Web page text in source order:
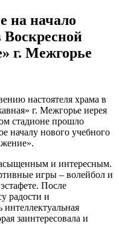
на начало
Воскресной
г. Межгорье
настоятеля храма в
г. Межгорье иерея
стадионе прошло
началу нового учебного
и интересным.
игры – волейбол и
После
радости и
заинтересовала и